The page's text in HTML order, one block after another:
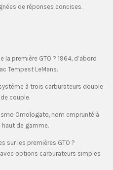
de réponses concises.
la première GTO ? 1964, d’abord
Tempest LeMans.
système à trois carburateurs double
couple.
Omologato, nom emprunté à
haut de gamme.
sur les premières GTO ?
options carburateurs simples